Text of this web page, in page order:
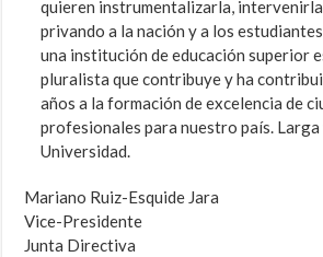
quieren instrumentalizarla,
privando a la nación y a los
una institución de educación superior
pluralista que contribuye y ha
años a la formación de excelencia de
profesionales para nuestro país. Larga
Universidad.
Mariano Ruiz-Esquide Jara
Vice-Presidente
Junta Directiva